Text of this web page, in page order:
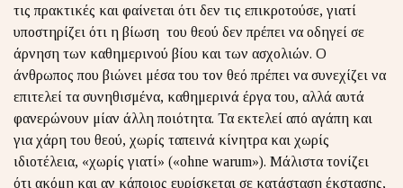
τις πρακτικές και φαίνεται ότι δεν τις επικροτούσε, γιατί
υποστηρίζει ότι η βίωση του θεού δεν πρέπει να οδηγεί σε
άρνηση των καθημερινού βίου και των ασχολιών. Ο
άνθρωπος που βιώνει μέσα του τον θεό πρέπει να συνεχίζει να
επιτελεί τα συνηθισμένα, καθημερινά έργα του, αλλά αυτά
φανερώνουν μίαν άλλη ποιότητα. Τα εκτελεί από αγάπη και
για χάρη του θεού, χωρίς ταπεινά κίνητρα και χωρίς
ιδιοτέλεια, «χωρίς γιατί» («ohne warum»). Μάλιστα τονίζει
ότι ακόμη και αν κάποιος ευρίσκεται σε κατάσταση έκστασης,